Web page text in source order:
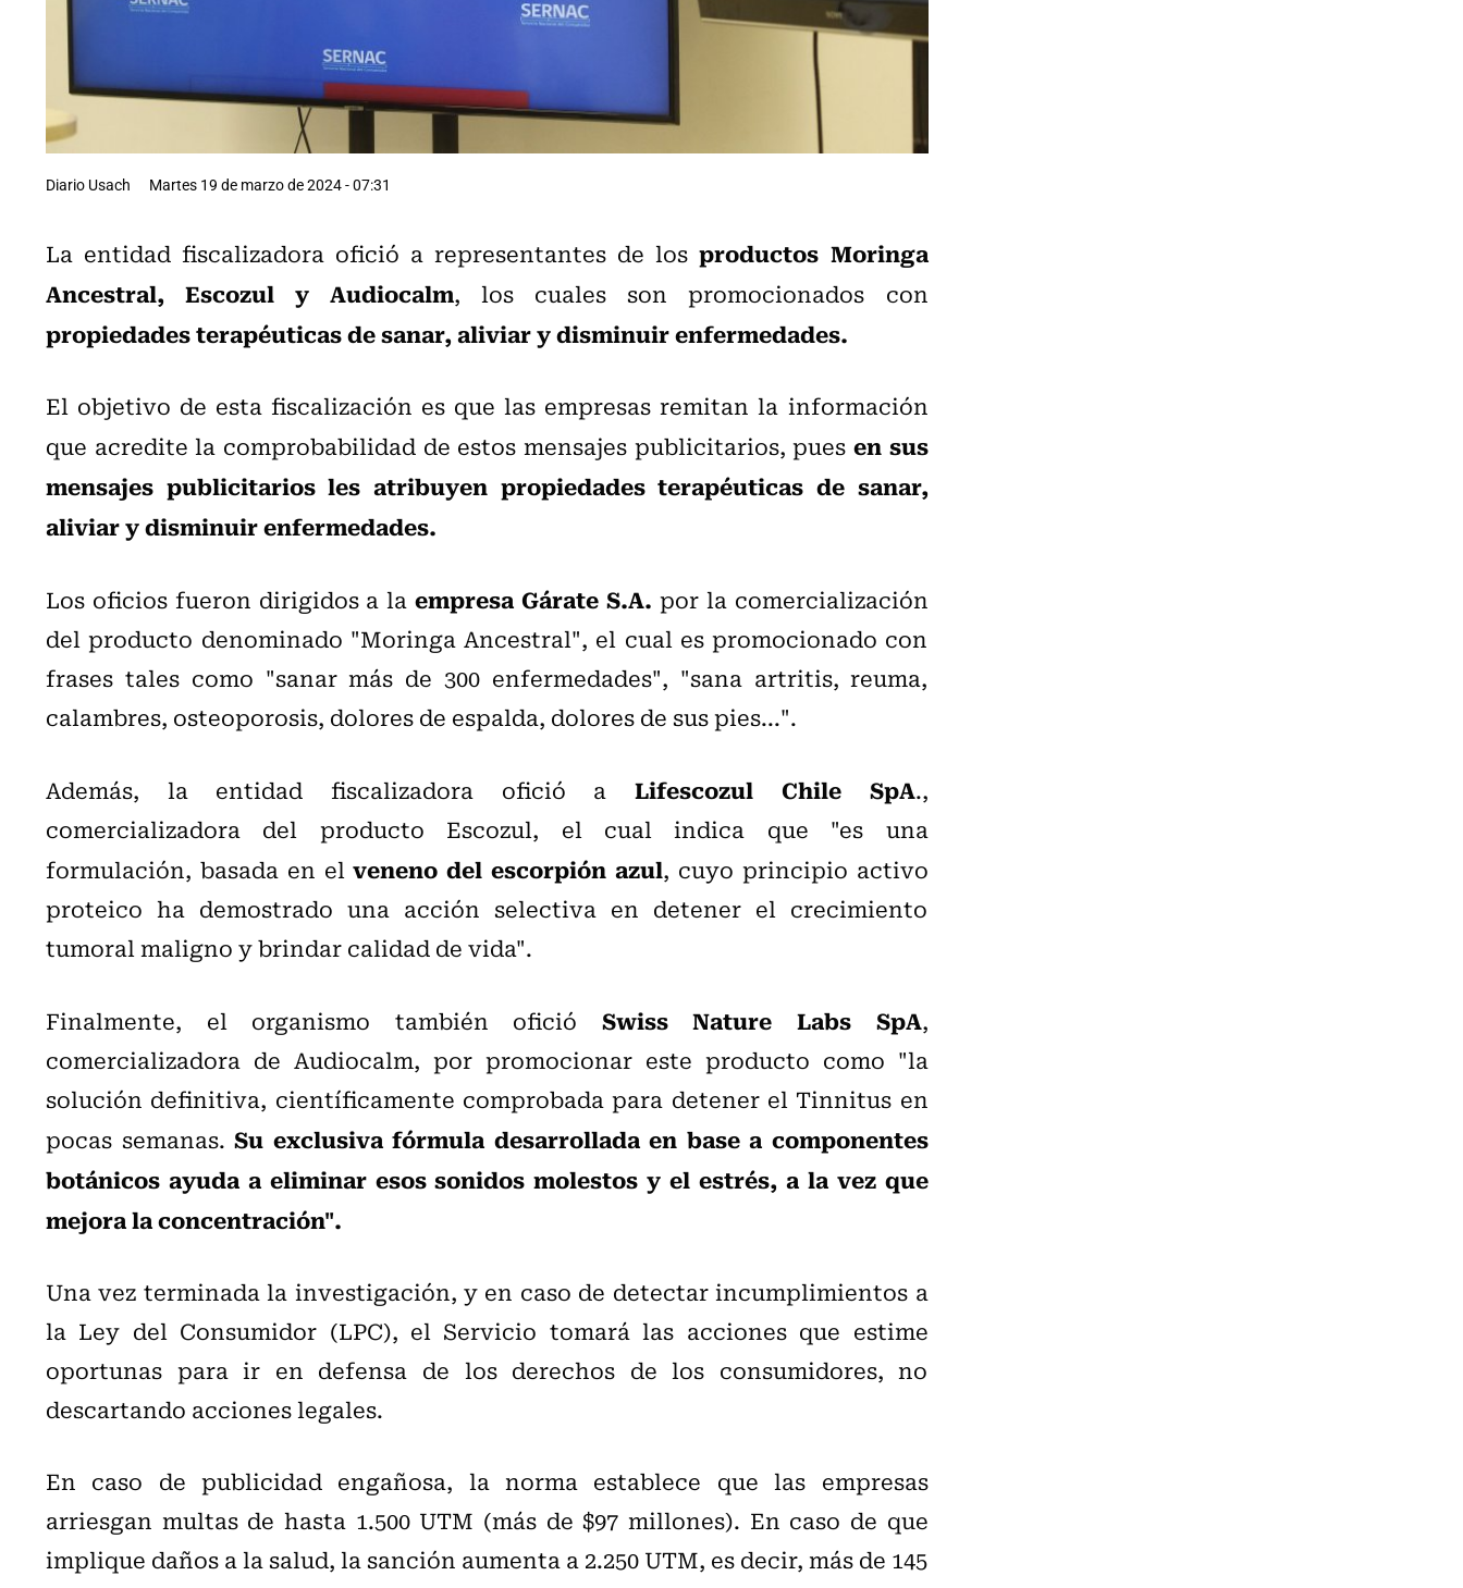
Diario Usach Martes 19 de marzo de 2024 - 07:31
La entidad fiscalizadora ofició a representantes de losproductos Moringa
Ancestral, Escozul y Audiocalm, los cuales son promocionados con
propiedades terapéuticas de sanar, aliviar y disminuir enfermedades.
El objetivo de esta fiscalización es que las empresas remitan la información
que acredite la comprobabilidad de estos mensajes publicitarios, pues en sus
mensajes publicitarios les atribuyen propiedades terapéuticas de sanar,
aliviar y disminuir enfermedades.
Los oficios fueron dirigidos a laempresa Gárate S.A. por la comercialización
del producto denominado "Moringa Ancestral", el cual es promocionado con
frases tales como "sanar más de 300 enfermedades", "sana artritis, reuma,
calambres, osteoporosis, dolores de espalda, dolores de sus pies...".
Además, la entidad fiscalizadora ofició aLifescozul Chile SpA.,
comercializadora del producto Escozul, el cual indica que "es una
formulación, basada en elveneno del escorpión azul, cuyo principio activo
proteico ha demostrado una acción selectiva en detener el crecimiento
tumoral maligno y brindar calidad de vida".
Finalmente, el organismo también ofició Swiss Nature Labs SpA,
comercializadora de Audiocalm, por promocionar este producto como "la
solución definitiva, científicamente comprobada para detener el Tinnitus en
pocas semanas. Su exclusiva fórmula desarrollada en base a componentes
botánicos ayuda a eliminar esos sonidos molestos y el estrés, a la vez que
mejora la concentración".
Una vez terminada la investigación, y en caso de detectar incumplimientos a
la Ley del Consumidor (LPC), el Servicio tomará las acciones que estime
oportunas para ir en defensa de los derechos de los consumidores, no
descartando acciones legales.
En caso de publicidad engañosa, la norma establece que las empresas
arriesgan multas de hasta 1.500 UTM (más de $97 millones). En caso de que
implique daños a la salud, la sanción aumenta a 2.250 UTM, es decir, más de 145